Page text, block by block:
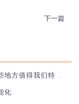
下一篇
方值得我们特 …
化